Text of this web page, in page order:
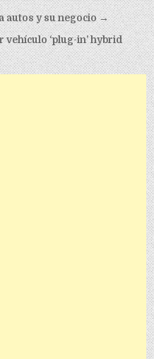
autos y su negocio→
‘plug-in’ hybrid